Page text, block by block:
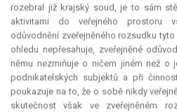
rozebral již krajský soud, je to sám
aktivitami do veřejného prostoru
odůvodnění zveřejněného rozsudku
ohledu nepřesahuje, zveřejněné
němu nezmiňuje o ničem jiném než o
podnikatelských subjektů a při
poukazuje na to, že o sobě nikdy
skutečnost však ve zveřejněném